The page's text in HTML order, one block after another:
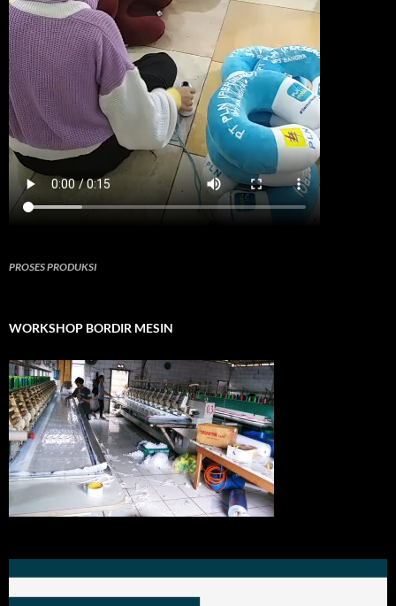
PROSES PRODUKSI
WORKSHOP BORDIR MESIN